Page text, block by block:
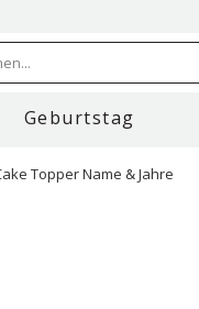
Geburtstag
Topper Name & Jahre